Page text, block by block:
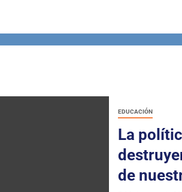
EDUCACIÓN
La
de